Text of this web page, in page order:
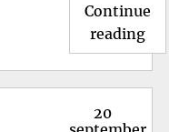
Continue
reading
Posted
on
20